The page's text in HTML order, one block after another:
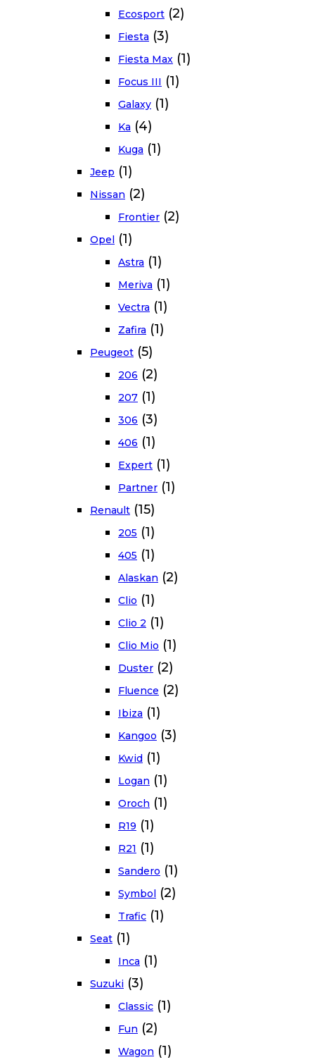
Ecosport (2)
Fiesta (3)
Fiesta Max (1)
Focus III (1)
Galaxy (1)
Ka (4)
Kuga (1)
Jeep (1)
Nissan (2)
Frontier (2)
Opel (1)
Astra (1)
Meriva (1)
Vectra (1)
Zafira (1)
Peugeot (5)
206 (2)
207 (1)
306 (3)
406 (1)
Expert (1)
Partner (1)
Renault (15)
205 (1)
405 (1)
Alaskan (2)
Clio (1)
Clio 2 (1)
Clio Mio (1)
Duster (2)
Fluence (2)
Ibiza (1)
Kangoo (3)
Kwid (1)
Logan (1)
Oroch (1)
R19 (1)
R21 (1)
Sandero (1)
Symbol (2)
Trafic (1)
Seat (1)
Inca (1)
Suzuki (3)
Classic (1)
Fun (2)
Wagon (1)